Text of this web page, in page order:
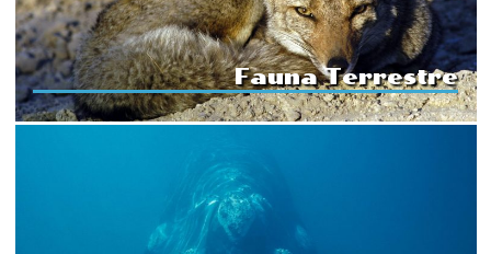
Fauna Terrestre